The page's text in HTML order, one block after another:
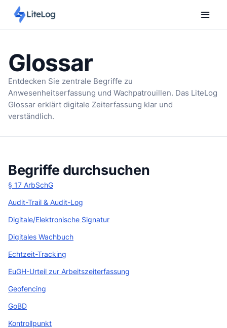
Glossar
Entdecken Sie zentrale Begriffe zu
Anwesenheitserfassung und Wachpatrouillen. Das LiteLog
Glossar erklärt digitale Zeiterfassung klar und
verständlich.
Begriffe durchsuchen
§ 17 ArbSchG
Audit-Trail & Audit-Log
Digitale/Elektronische Signatur
Digitales Wachbuch
Echtzeit-Tracking
EuGH-Urteil zur Arbeitszeiterfassung
Geofencing
GoBD
Kontrollpunkt